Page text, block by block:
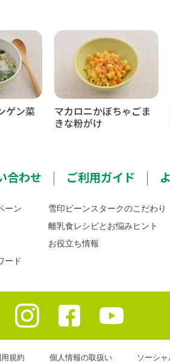
ゲン菜
マカロニかぼちゃごま
きな粉がけ
合わせ ご利用ガイド
ーン 雪印ビーンスタークのこだわり
離乳食レシピとお悩みヒント
お役立ち情報
ード
規約 個人情報の取扱い ソーシ